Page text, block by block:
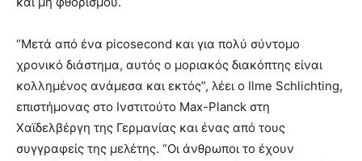
“Μετά από ένα picosecond και για πολύ σύντομο
χρονικό διάστημα, αυτός ο μοριακός διακόπτης είναι
κολλημένος ανάμεσα και εκτός”, λέει ο Ilme Schlichting,
επιστήμονας στο Ινστιτούτο Max-Planck στη
Χαϊδελβέργη της Γερμανίας και ένας από τους
συγγραφείς της μελέτης. “Οι άνθρωποι το έχουν